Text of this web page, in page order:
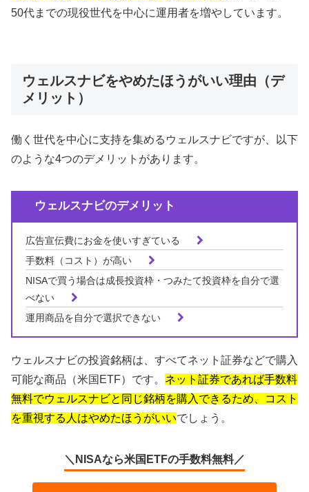
50代までの現役世代を中心に運用者を増やしています。
ウェルスナビをやめたほうがいい理由（デ
メリット）
働く世代を中心に支持を集めるウェルスナビですが、以下
のような4つのデメリットがあります。
ウェルスナビのデメリット
広告宣伝費にお金を使いすぎている
手数料（コスト）が高い
NISAで買う場合は成長投資枠・つみたて投資枠を自分で選
べない
運用商品を自分で選択できない
ウェルスナビの投資銘柄は、すべてネット証券などで購入
可能な商品（米国ETF）です。 ネット証券であれば手数料
無料でウェルスナビと同じ銘柄を購入できるため、コスト
を重視する人はやめたほうがいいでしょう。
＼NISAなら米国ETFの手数料無料／